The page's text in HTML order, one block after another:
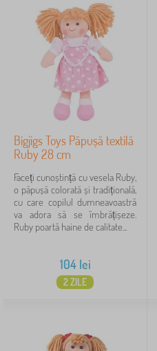
Bigjigs Toys Păpușă textilă
Ruby 28 cm
Faceți cunoștință cu vesela Ruby,
o păpușă colorată și tradițională,
cu care copilul dumneavoastră
va adora să se îmbrățișeze.
Ruby poartă haine de calitate...
104lei
2 ZILE